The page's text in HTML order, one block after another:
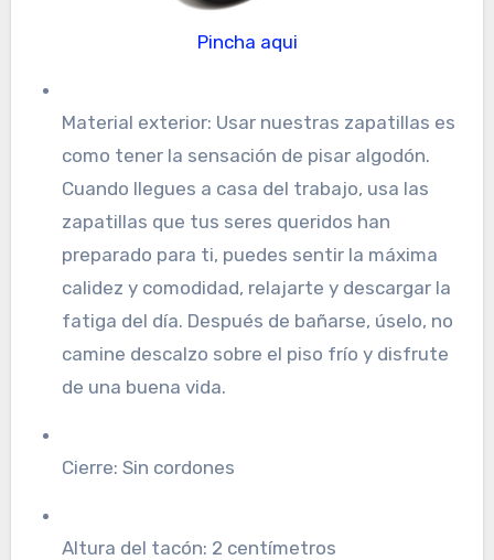
Pincha aqui
Material exterior: Usar nuestras zapatillas es
como tener la sensación de pisar algodón.
Cuando llegues a casa del trabajo, usa las
zapatillas que tus seres queridos han
preparado para ti, puedes sentir la máxima
calidez y comodidad, relajarte y descargar la
fatiga del día. Después de bañarse, úselo, no
camine descalzo sobre el piso frío y disfrute
de una buena vida.
Cierre: Sin cordones
Altura del tacón: 2 centímetros